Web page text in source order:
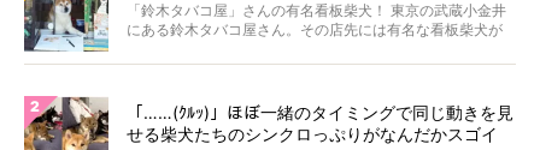
「鈴木タバコ屋」さんの有名看板柴犬！ 東京の武蔵小金井
にある鈴木タバコ屋さん。その店先には有名な看板柴犬が
「……(ｸﾙｯ)」ほぼ一緒のタイミングで同じ動きを見
せる柴犬たちのシンクロっぷりがなんだかスゴイ